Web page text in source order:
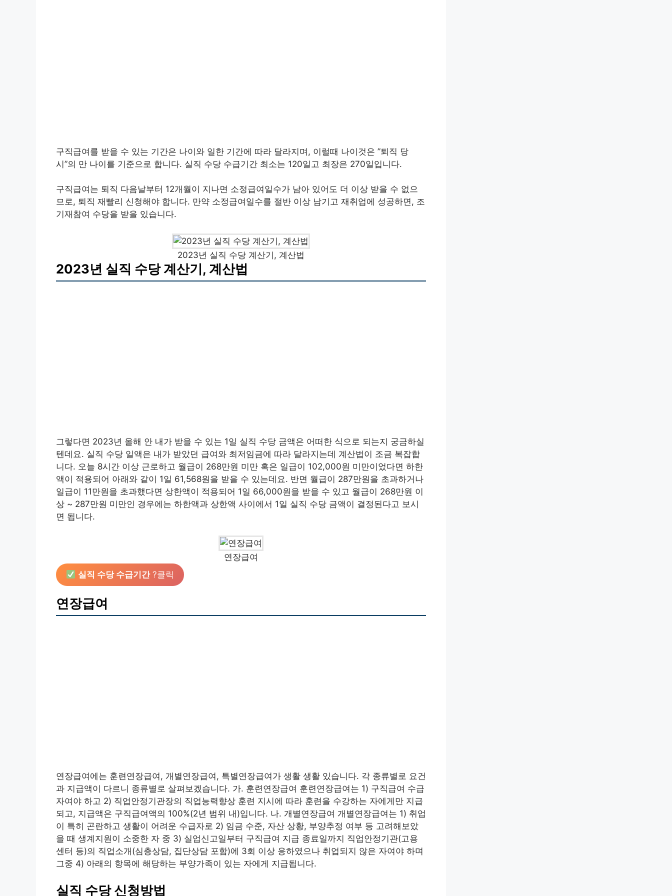
구직급여를 받을 수 있는 기간은 나이와 일한 기간에 따라 달라지며, 이럴때 나이것은 ”퇴직 당
시”의 만 나이를 기준으로 합니다. 실직 수당 수급기간 최소는 120일고 최장은 270일입니다.
구직급여는 퇴직 다음날부터 12개월이 지나면 소정급여일수가 남아 있어도 더 이상 받을 수 없으
므로, 퇴직 재빨리 신청해야 합니다. 만약 소정급여일수를 절반 이상 남기고 재취업에 성공하면, 조
기재참여 수당을 받을 있습니다.
2023년 실직 수당 계산기, 계산법
2023년 실직 수당 계산기, 계산법
그렇다면 2023년 올해 안 내가 받을 수 있는 1일 실직 수당 금액은 어떠한 식으로 되는지 궁금하실
텐데요. 실직 수당 일액은 내가 받았던 급여와 최저임금에 따라 달라지는데 계산법이 조금 복잡합
니다. 오늘 8시간 이상 근로하고 월급이 268만원 미만 혹은 일급이 102,000원 미만이었다면 하한
액이 적용되어 아래와 같이 1일 61,568원을 받을 수 있는데요. 반면 월급이 287만원을 초과하거나
일급이 11만원을 초과했다면 상한액이 적용되어 1일 66,000원을 받을 수 있고 월급이 268만원 이
상 ~ 287만원 미만인 경우에는 하한액과 상한액 사이에서 1일 실직 수당 금액이 결정된다고 보시
면 됩니다.
연장급여
실직 수당 수급기간?클릭
연장급여
연장급여에는 훈련연장급여, 개별연장급여, 특별연장급여가 생활 생활 있습니다. 각 종류별로 요건
과 지급액이 다르니 종류별로 살펴보겠습니다. 가. 훈련연장급여 훈련연장급여는 1) 구직급여 수급
자여야 하고 2) 직업안정기관장의 직업능력향상 훈련 지시에 따라 훈련을 수강하는 자에게만 지급
되고, 지급액은 구직급여액의 100%(2년 범위 내)입니다. 나. 개별연장급여 개별연장급여는 1) 취업
이 특히 곤란하고 생활이 어려운 수급자로 2) 임금 수준, 자산 상황, 부양추정 여부 등 고려해보았
을 때 생계지원이 소중한 자 중 3) 실업신고일부터 구직급여 지급 종료일까지 직업안정기관(고용
센터 등)의 직업소개(심층상담, 집단상담 포함)에 3회 이상 응하였으나 취업되지 않은 자여야 하며
그중 4) 아래의 항목에 해당하는 부양가족이 있는 자에게 지급됩니다.
실직 수당 신청방법